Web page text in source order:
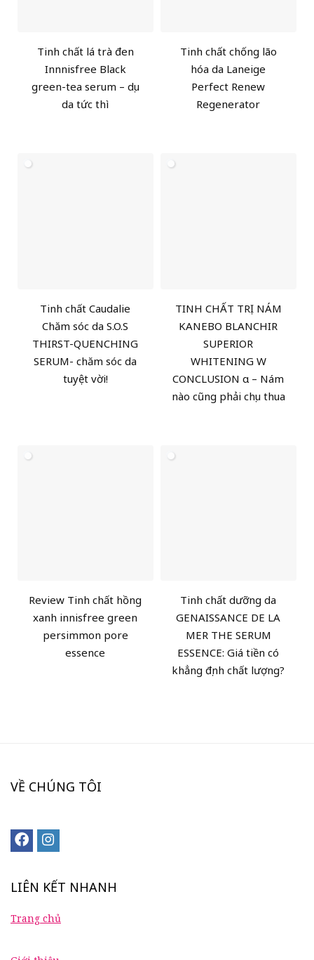
Tinh chất lá trà đen
Innnisfree Black
green-tea serum – dịu
da tức thì
Tinh chất chống lão
hóa da Laneige
Perfect Renew
Regenerator
Tinh chất Caudalie
Chăm sóc da S.O.S
THIRST-QUENCHING
SERUM- chăm sóc da
tuyệt vời!
TINH CHẤT TRỊ NÁM
KANEBO BLANCHIR
SUPERIOR
WHITENING W
CONCLUSION α – Nám
nào cũng phải chịu thua
Review Tinh chất hồng
xanh innisfree green
persimmon pore
essence
Tinh chất dưỡng da
GENAISSANCE DE LA
MER THE SERUM
ESSENCE: Giá tiền có
khẳng định chất lượng?
VỀ CHÚNG TÔI
LIÊN KẾT NHANH
Trang chủ